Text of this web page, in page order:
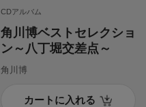
CDアルバム
角川博ベストセレクショ
ン～八丁堀交差点～
角川博
カートに入れる